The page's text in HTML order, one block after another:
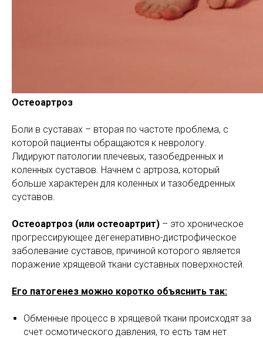
Остеоартроз
Боли в суставах – вторая по частоте проблема, с
которой пациенты обращаются к неврологу.
Лидируют патологии плечевых, тазобедренных и
коленных суставов. Начнем с артроза, который
больше характерен для коленных и тазобедренных
суставов.
Остеоартроз (или остеоартрит) – это хроническое
прогрессирующее дегенеративно-дистрофическое
заболевание суставов, причиной которого является
поражение хрящевой ткани суставных поверхностей.
Его патогенез можно коротко объяснить так:
Обменные процесс в хрящевой ткани происходят за
счет осмотического давления, то есть там нет